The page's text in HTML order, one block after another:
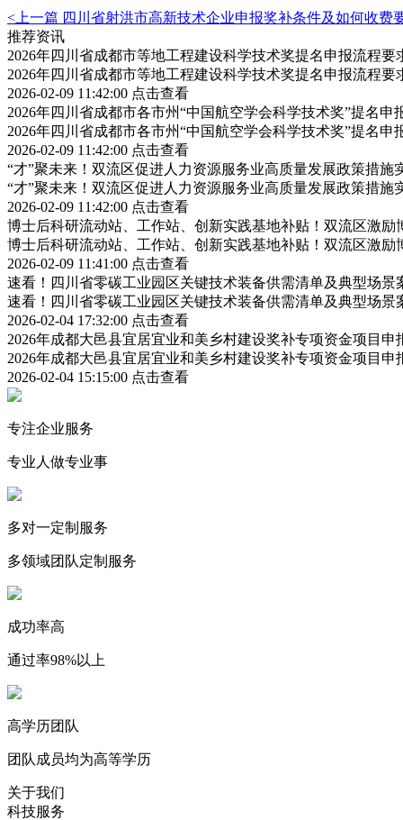
<上一篇 四川省射洪市高新技术企业申报奖补条件及如何收费
推荐资讯
2026年四川省成都市等地工程建设科学技术奖提名申报流程
2026年四川省成都市等地工程建设科学技术奖提名申报流程
2026-02-09 11:42:00 点击查看
2026年四川省成都市各市州“中国航空学会科学技术奖”提名申
2026年四川省成都市各市州“中国航空学会科学技术奖”提名申
2026-02-09 11:42:00 点击查看
“才”聚未来！双流区促进人力资源服务业高质量发展政策措施
“才”聚未来！双流区促进人力资源服务业高质量发展政策措施
2026-02-09 11:42:00 点击查看
博士后科研流动站、工作站、创新实践基地补贴！双流区激
博士后科研流动站、工作站、创新实践基地补贴！双流区激
2026-02-09 11:41:00 点击查看
速看！四川省零碳工业园区关键技术装备供需清单及典型场
速看！四川省零碳工业园区关键技术装备供需清单及典型场
2026-02-04 17:32:00 点击查看
2026年成都大邑县宜居宜业和美乡村建设奖补专项资金项目
2026年成都大邑县宜居宜业和美乡村建设奖补专项资金项目
2026-02-04 15:15:00 点击查看
专注企业服务
专业人做专业事
多对一定制服务
多领域团队定制服务
成功率高
通过率98%以上
高学历团队
团队成员均为高等学历
关于我们
科技服务